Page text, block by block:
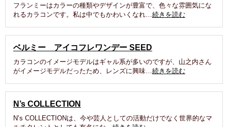
フランミーはカラーの種類やデザインが豊富で、色々な雰囲気にな
れるカラコンです。私は中でもかわいくなれ…続きを読む
ベルミー アイコフレワンデー SEED
カラコンのイメージモデルはギャル系が多いのですが、山之内さん
がイメージモデルだったため、レンズに興味…続きを読む
N’s COLLECTION
N’s COLLECTIONは、今や芸人としての活動だけでなく世界的なマ